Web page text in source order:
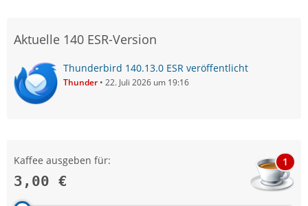
Aktuelle 140 ESR-Version
Thunderbird 140.13.0 ESR veröffentlicht
Thunder 22. Juli 2026 um 19:16
Kaffee ausgeben für:
3,00 €
1